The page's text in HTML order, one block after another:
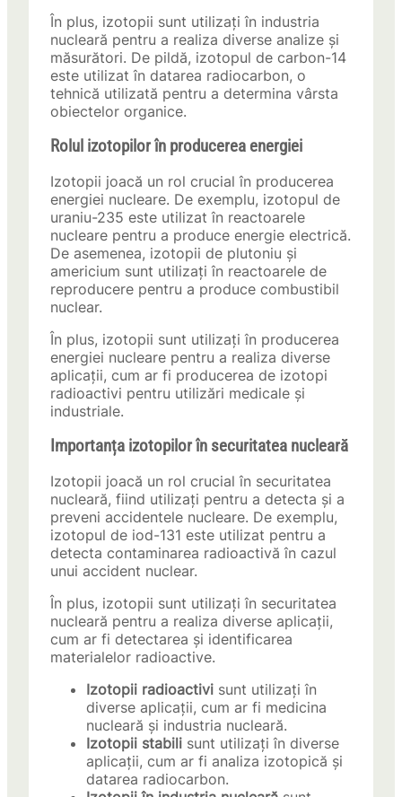
În plus, izotopii sunt utilizați în industria
nucleară pentru a realiza diverse analize și
măsurători. De pildă, izotopul de carbon-14
este utilizat în datarea radiocarbon, o
tehnică utilizată pentru a determina vârsta
obiectelor organice.
Rolul izotopilor în producerea energiei
Izotopii joacă un rol crucial în producerea
energiei nucleare. De exemplu, izotopul de
uraniu-235 este utilizat în reactoarele
nucleare pentru a produce energie electrică.
De asemenea, izotopii de plutoniu și
americium sunt utilizați în reactoarele de
reproducere pentru a produce combustibil
nuclear.
În plus, izotopii sunt utilizați în producerea
energiei nucleare pentru a realiza diverse
aplicații, cum ar fi producerea de izotopi
radioactivi pentru utilizări medicale și
industriale.
Importanța izotopilor în securitatea nucleară
Izotopii joacă un rol crucial în securitatea
nucleară, fiind utilizați pentru a detecta și a
preveni accidentele nucleare. De exemplu,
izotopul de iod-131 este utilizat pentru a
detecta contaminarea radioactivă în cazul
unui accident nuclear.
În plus, izotopii sunt utilizați în securitatea
nucleară pentru a realiza diverse aplicații,
cum ar fi detectarea și identificarea
materialelor radioactive.
Izotopii radioactivi sunt utilizați în
diverse aplicații, cum ar fi medicina
nucleară și industria nucleară.
Izotopii stabili sunt utilizați în diverse
aplicații, cum ar fi analiza izotopică și
datarea radiocarbon.